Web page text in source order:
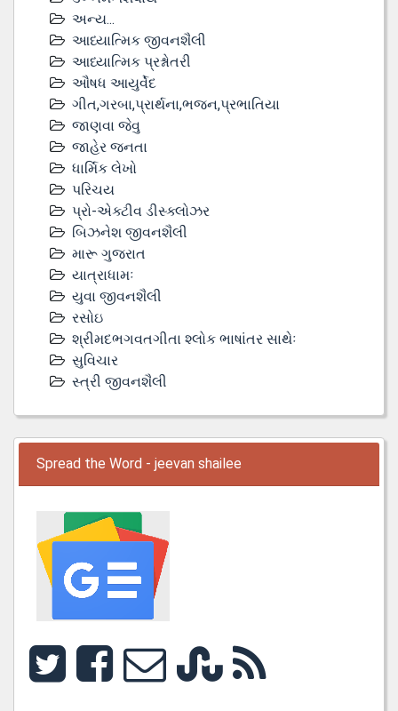
અન્ય...
આધ્યાત્મિક જીવનશૈલી
આધ્યાત્મિક પ્રશ્નોતરી
ઔષધ આયુર્વેદ
ગીત,ગરબા,પ્રાર્થના,ભજન,પ્રભાતિયા
જાણવા જેવુ
જાહેર જનતા
ધાર્મિક લેખો
પરિચય
પ્રો-એક્ટીવ ડીસ્‍ક્લોઝર
બિઝનેશ જીવનશૈલી
મારૂ ગુજરાત
યાત્રાધામઃ
યુવા જીવનશૈલી
રસોઇ
શ્રીમદભગવતગીતા શ્લોક ભાષાંતર સાથેઃ
સુવિચાર
સ્ત્રી જીવનશૈલી
Spread the Word - jeevan shailee